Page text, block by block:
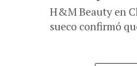
H&M Beauty en
sueco confirmó